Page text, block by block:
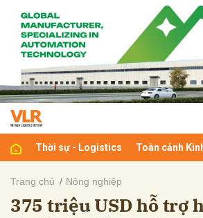
Thời sự - Logistics Toàn cảnh
Trang chủ Nông nghiệp
375 triệu USD hỗ trợ
luận